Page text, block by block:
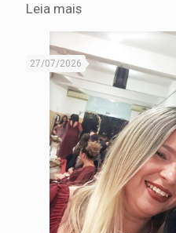
Leia mais
27/07/2026